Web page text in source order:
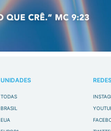
UNIDADES
TODAS
BRASIL
EUA